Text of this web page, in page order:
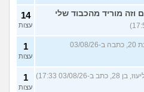
מוריד מהכבוד שלי 14
עצות
(קולית, בת 20, כתבה ב-03/08/26
1
עצות
בן 28, כתב ב-03/08/26 17:33) 1
עצות